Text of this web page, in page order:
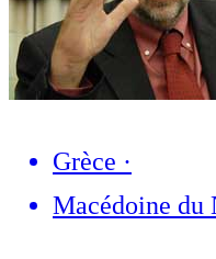
Grèce ·
Macédoine du